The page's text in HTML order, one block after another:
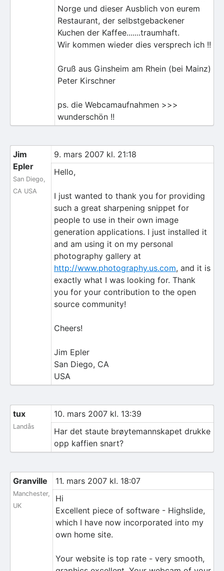
Norge und dieser Ausblich von eurem
Restaurant, der selbstgebackener
Kuchen der Kaffee.......traumhaft.
Wir kommen wieder dies versprech ich !!
Gruß aus Ginsheim am Rhein (bei Mainz)
Peter Kirschner
ps. die Webcamaufnahmen >>>
wunderschön !!
Jim
Epler
San Diego,
CA USA
9. mars 2007 kl. 21:18
Hello,
I just wanted to thank you for providing
such a great sharpening snippet for
people to use in their own image
generation applications. I just installed it
and am using it on my personal
photography gallery at
http://www.photography.us.com, and it is
exactly what I was looking for. Thank
you for your contribution to the open
source community!
Cheers!
Jim Epler
San Diego, CA
USA
tux
Landås
10. mars 2007 kl. 13:39
Har det staute brøytemannskapet drukke
opp kaffien snart?
Granville
Manchester,
UK
11. mars 2007 kl. 18:07
Hi
Excellent piece of software - Highslide,
which I have now incorporated into my
own home site.
Your website is top rate - very smooth,